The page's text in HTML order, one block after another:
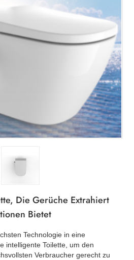
Die Gerüche Extrahiert
Bietet
Technologie in eine
intelligente Toilette, um den
Verbraucher gerecht zu